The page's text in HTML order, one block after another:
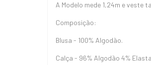
A Modelo mede 1,24m e veste
Composição:
Blusa - 100% Algodão.
Calça - 96% Algodão 4%